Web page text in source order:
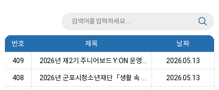
번호 제목 날짜
409 2026.05.13
408 2026.05.13